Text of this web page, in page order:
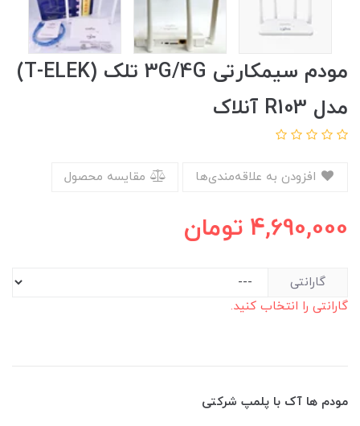
مودم سیمکارتی 3G/4G تلک (T-ELEK)
مدل R103 آنلاک
مقایسه محصول
4,690,000 تومان
گارانتی
گارانتی را انتخاب کنید.
مودم ها آک با پلمپ شرکتی